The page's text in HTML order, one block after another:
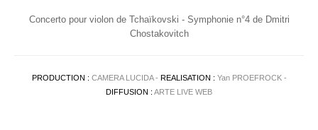
Concerto pour violon de Tchaïkovski - Symphonie n°4 de Dmitri
Chostakovitch
PRODUCTION : CAMERA LUCIDA - REALISATION : Yan PROEFROCK -
DIFFUSION : ARTE LIVE WEB